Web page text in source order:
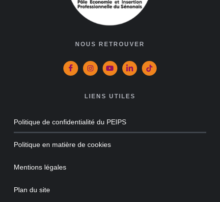
NOUS RETROUVER
LIENS UTILES
Politique de confidentialité du PEIPS
Politique en matière de cookies
Mentions légales
Plan du site